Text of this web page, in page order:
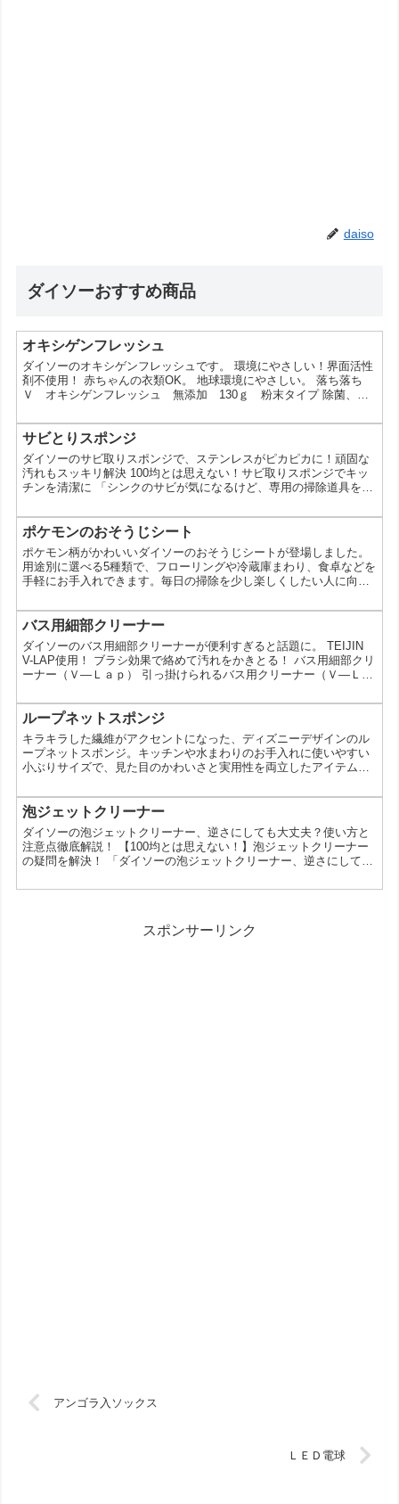
daiso
ダイソーおすすめ商品
オキシゲンフレッシュ
ダイソーのオキシゲンフレッシュです。 環境にやさしい！界面活性
剤不使用！ 赤ちゃんの衣類OK。 地球環境にやさしい。 落ち落ち
Ｖ オキシゲンフレッシュ 無添加 130ｇ 粉末タイプ 除菌、漂
Instagramで見る 環境にやさしい！界面活性剤不使用！ 落ち落ち
Ｖ オキシゲンフレッシュ 無添加 130ｇ ※各種100円（税抜）
※店舗によって品揃えが異なり、在庫がない場合がございます ※商
品パッケージの説明文を読んで正し...
サビとりスポンジ
ダイソーのサビ取りスポンジで、ステンレスがピカピカに！頑固な
汚れもスッキリ解決 100均とは思えない！サビ取りスポンジでキッ
チンを清潔に 「シンクのサビが気になるけど、専用の掃除道具を買
100円ショップのダイソーには、ステンレス製のシンクや鍋のサビ
落としにぴったりの「ステンレスシンク磨きスポンジ」が売ってい
るんです。今回は、この商品を使って、サビついたキッチンをピカ
ピカにする方法をご紹介します。 ダイソーのサビ取りス...
ポケモンのおそうじシート
ポケモン柄がかわいいダイソーのおそうじシートが登場しました。
用途別に選べる5種類で、フローリングや冷蔵庫まわり、食卓などを
手軽にお手入れできます。毎日の掃除を少し楽しくしたい人に向く
の「ポケモン おそうじシート」は、人気キャラクターの新デザイン
を採用した掃除用シートシリーズです。お部屋の床向け、キッチン
向け、食卓向けなど、使う場所に合わせて選べるのが特徴。日本製
で、日常使いしやすい点もポイントです。今回確認できるのは...
バス用細部クリーナー
ダイソーのバス用細部クリーナーが便利すぎると話題に。 TEIJIN
V-LAP使用！ ブラシ効果で絡めて汚れをかきとる！ バス用細部クリ
ーナー（Ｖ―Ｌａｐ） 引っ掛けられるバス用クリーナー（Ｖ―Ｌａ
Ｌａｐ） ※各種100円（税抜） この投稿をInstagramで見る
TEIJIN V-LAP使用！ ブラシ効果で絡めて汚れをかきとる！ . . バ
ス用細部クリーナー（Ｖ―Ｌａｐ） 引っ掛けられるバス用クリーナ
ー（Ｖ―Ｌ...
ループネットスポンジ
キラキラした繊維がアクセントになった、ディズニーデザインのル
ープネットスポンジ。キッチンや水まわりのお手入れに使いやすい
小ぶりサイズで、見た目のかわいさと実用性を両立したアイテムで
気分の上がるものにしたい人にも向いています。ループネットスポ
ンジはどんなアイテム？今回のスポンジは、ループネットタイプの
キッチン・水まわり向けお掃除グッズです。ピグレット、くまのプ
ーさん、ミッキー／パンツの3種類が案内されており、ディズニー...
泡ジェットクリーナー
ダイソーの泡ジェットクリーナー、逆さにしても大丈夫？使い方と
注意点徹底解説！ 【100均とは思えない！】泡ジェットクリーナー
の疑問を解決！ 「ダイソーの泡ジェットクリーナー、逆さにしても
ショップのダイソーで人気の泡ジェットクリーナーについて、逆さ
ーは、スプレーボトルに詰め替えた洗剤を、泡状にし...
スポンサーリンク
アンゴラ入ソックス
ＬＥＤ電球